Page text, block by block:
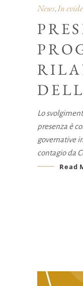
News In
Lo
presenza è
governative
contagio da
Read